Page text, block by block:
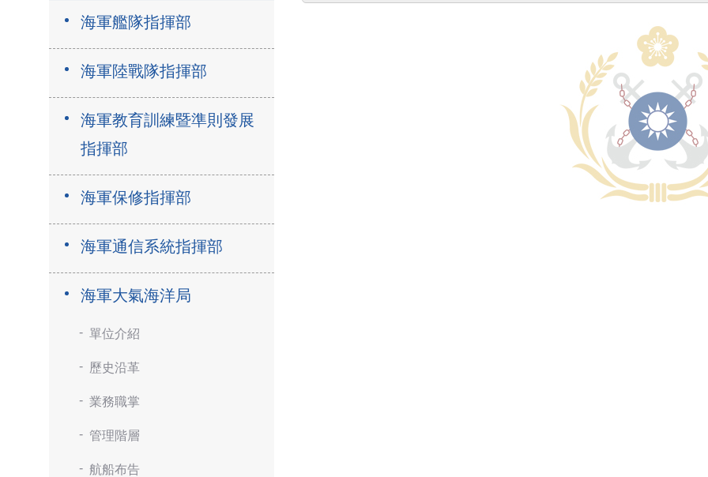
海軍艦隊指揮部
海軍陸戰隊指揮部
海軍教育訓練暨準則發展
指揮部
海軍保修指揮部
海軍通信系統指揮部
海軍大氣海洋局
單位介紹
歷史沿革
業務職掌
管理階層
航船布告